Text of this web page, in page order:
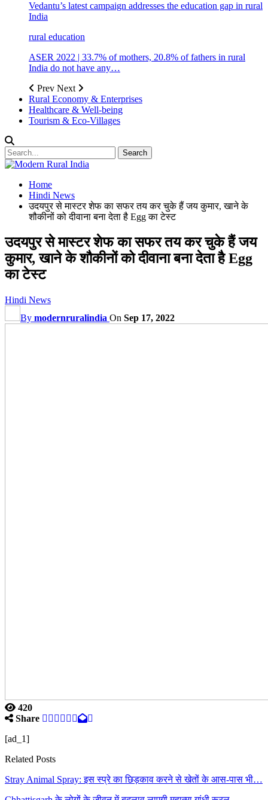
Vedantu’s latest campaign addresses the education gap in rural
India
rural education
ASER 2022 | 33.7% of mothers, 20.8% of fathers in rural
India do not have any…
Prev Next
Rural Economy & Enterprises
Healthcare & Well-being
Tourism & Eco-Villages
Home
Hindi News
उदयपुर से मास्टर शेफ का सफर तय कर चुके हैं जय कुमार, खाने के
शौकीनों को दीवाना बना देता है Egg का टेस्ट
उदयपुर से मास्टर शेफ का सफर तय कर चुके हैं जय
कुमार, खाने के शौकीनों को दीवाना बना देता है Egg
का टेस्ट
Hindi News
By modernruralindia On Sep 17, 2022
420
Share
[ad_1]
Related Posts
Stray Animal Spray: इस स्प्रे का छिड़काव करने से खेतों के आस-पास भी…